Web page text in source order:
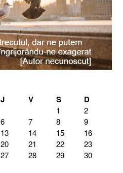
J V S D
1
2
6 7 8
9
13 14 15
16
20 21 22
23
27 28 29
30